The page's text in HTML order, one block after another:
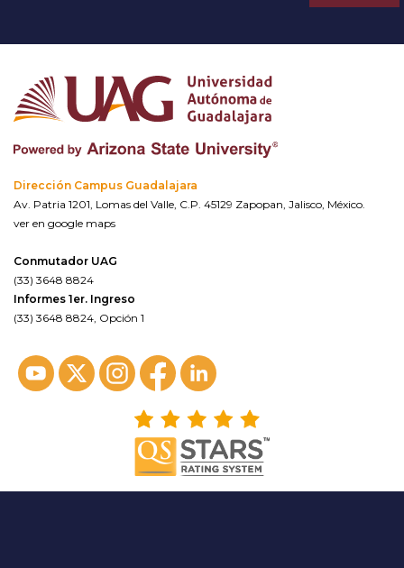
Dirección Campus Guadalajara
Av. Patria 1201, Lomas del Valle, C.P. 45129 Zapopan, Jalisco, México.
ver en google maps
Conmutador UAG
(33) 3648 8824
Informes 1er. Ingreso
(33) 3648 8824, Opción 1